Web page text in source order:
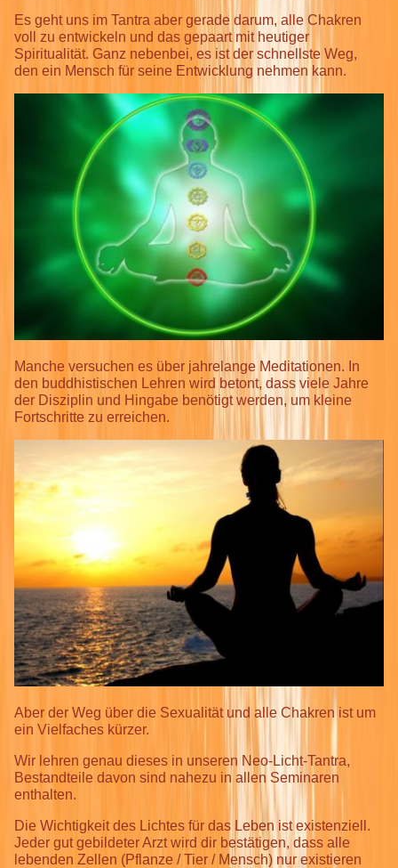
Es geht uns im Tantra aber gerade darum, alle Chakren
voll zu entwickeln und das gepaart mit heutiger
Spiritualität. Ganz nebenbei, es ist der schnellste Weg,
den ein Mensch für seine Entwicklung nehmen kann.
Manche versuchen es über jahrelange Meditationen. In
den buddhistischen Lehren wird betont, dass viele Jahre
der Disziplin und Hingabe benötigt werden, um kleine
Fortschritte zu erreichen.
Aber der Weg über die Sexualität und alle Chakren ist um
ein Vielfaches kürzer.
Wir lehren genau dieses in unseren Neo-Licht-Tantra,
Bestandteile davon sind nahezu in allen Seminaren
enthalten.
Die Wichtigkeit des Lichtes für das Leben ist existenziell.
Jeder gut gebildeter Arzt wird dir bestätigen, dass alle
lebenden Zellen (Pflanze / Tier / Mensch) nur existieren